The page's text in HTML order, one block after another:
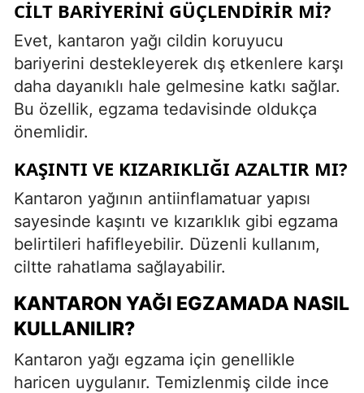
CILT BARIYERINI GÜÇLENDIRIR MI?
Evet, kantaron yağı cildin koruyucu
bariyerini destekleyerek dış etkenlere karşı
daha dayanıklı hale gelmesine katkı sağlar.
Bu özellik, egzama tedavisinde oldukça
önemlidir.
KAŞINTI VE KIZARIKLIĞI AZALTIR MI?
Kantaron yağının antiinflamatuar yapısı
sayesinde kaşıntı ve kızarıklık gibi egzama
belirtileri hafifleyebilir. Düzenli kullanım,
ciltte rahatlama sağlayabilir.
KANTARON YAĞI EGZAMADA NASIL
KULLANILIR?
Kantaron yağı egzama için genellikle
haricen uygulanır. Temizlenmiş cilde ince